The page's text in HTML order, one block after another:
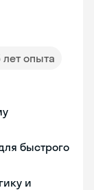
лет опыта
быстрого
и